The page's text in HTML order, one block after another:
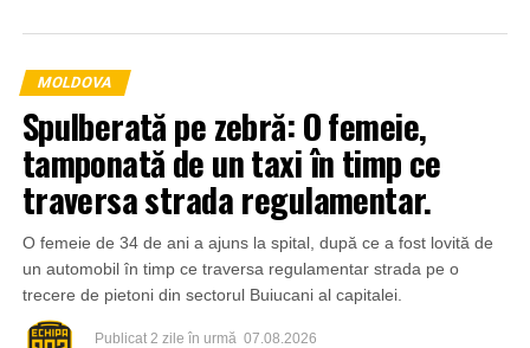
MOLDOVA
Spulberată pe zebră: O femeie,
tamponată de un taxi în timp ce
traversa strada regulamentar.
O femeie de 34 de ani a ajuns la spital, după ce a fost lovită de
un automobil în timp ce traversa regulamentar strada pe o
trecere de pietoni din sectorul Buiucani al capitalei.
Publicat 2 zile în urmă 07.08.2026